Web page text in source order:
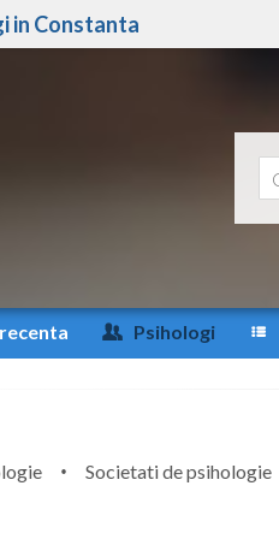
in Constanta
Psihologi
Societati de psihologie